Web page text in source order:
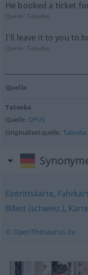
He booked a ticket
Quelle:Tatoeba
I'll leave it to you to
Quelle:Tatoeba
Quelle
Tatoeba
Quelle: OPUS
Originaltextquelle: Tatoeba
Eintrittskarte,
Billett (schweiz.), Karte
© OpenThesaurus.de